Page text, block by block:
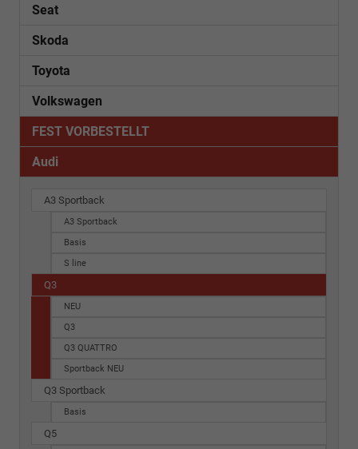
Seat
Skoda
Toyota
Volkswagen
FEST VORBESTELLT
Audi
A3 Sportback
A3 Sportback
Basis
S line
Q3
NEU
Q3
Q3 QUATTRO
Sportback NEU
Q3 Sportback
Basis
Q5